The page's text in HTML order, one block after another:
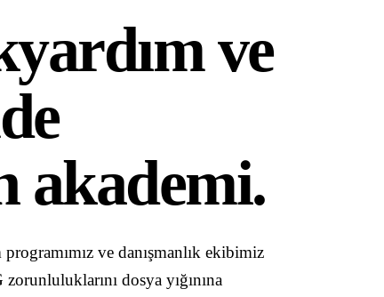
ve
akademi.
ve danışmanlık ekibimiz
dosya yığınına